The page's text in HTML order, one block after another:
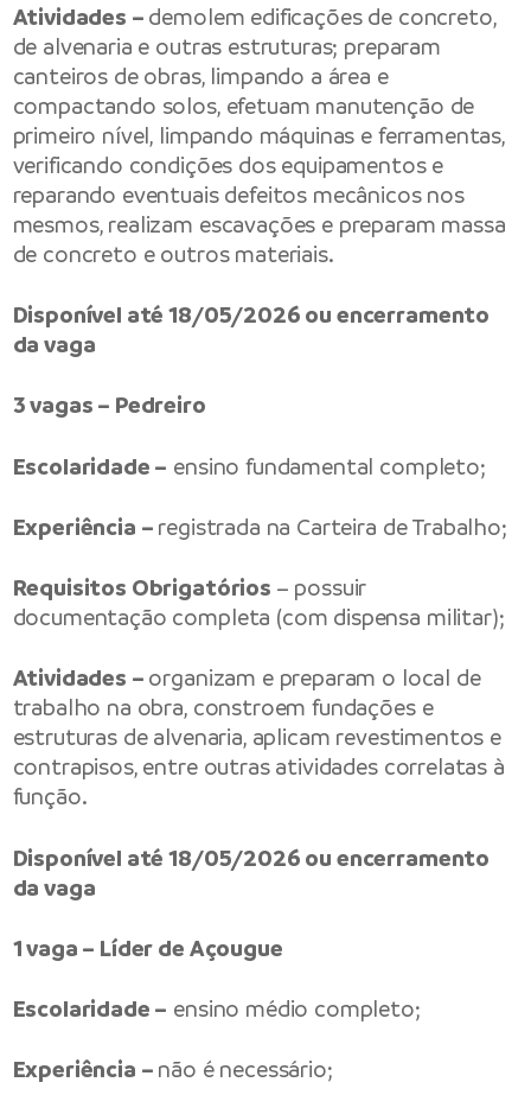
Atividades – demolem edificações de concreto,
de alvenaria e outras estruturas; preparam
canteiros de obras, limpando a área e
compactando solos, efetuam manutenção de
primeiro nível, limpando máquinas e ferramentas,
verificando condições dos equipamentos e
reparando eventuais defeitos mecânicos nos
mesmos, realizam escavações e preparam massa
de concreto e outros materiais.
Disponível até 18/05/2026 ou encerramento
da vaga
3 vagas – Pedreiro
Escolaridade – ensino fundamental completo;
Experiência – registrada na Carteira de Trabalho;
Requisitos Obrigatórios – possuir
documentação completa (com dispensa militar);
Atividades – organizam e preparam o local de
trabalho na obra, constroem fundações e
estruturas de alvenaria, aplicam revestimentos e
contrapisos, entre outras atividades correlatas à
função.
Disponível até 18/05/2026 ou encerramento
da vaga
1 vaga – Líder de Açougue
Escolaridade – ensino médio completo;
Experiência – não é necessário;